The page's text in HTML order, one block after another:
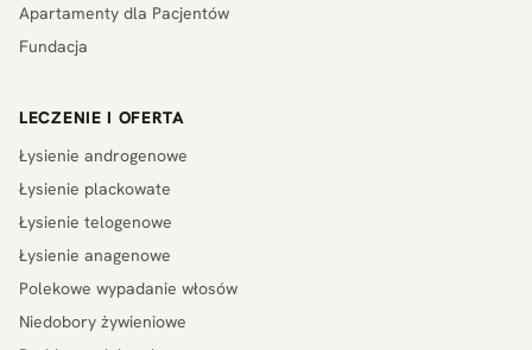
Apartamenty dla Pacjentów
Fundacja
LECZENIE I OFERTA
Łysienie androgenowe
Łysienie plackowate
Łysienie telogenowe
Łysienie anagenowe
Polekowe wypadanie włosów
Niedobory żywieniowe